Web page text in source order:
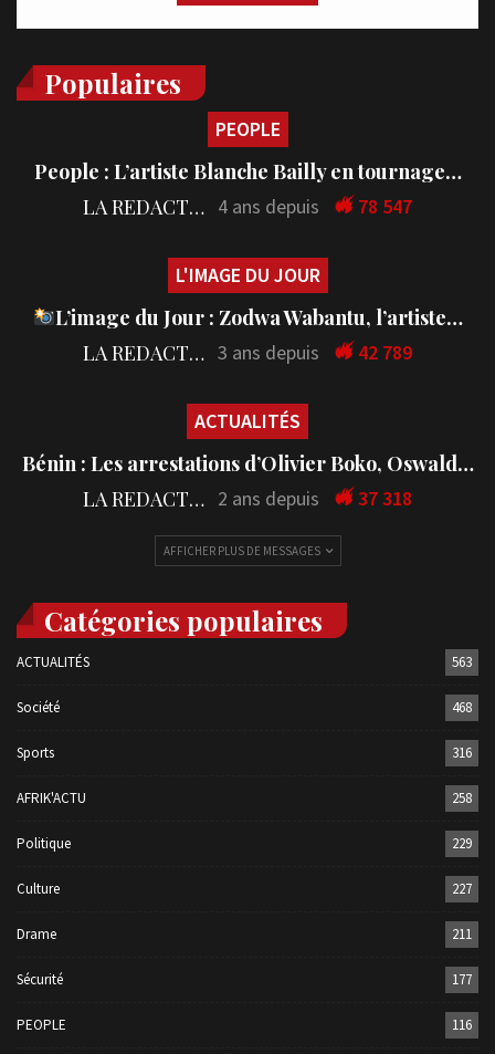
Populaires
PEOPLE
People : L’artiste Blanche Bailly en tournage…
LA REDACTION 4 ans depuis 78 547
L'IMAGE DU JOUR
L’image du Jour : Zodwa Wabantu, l’artiste…
LA REDACTION 3 ans depuis 42 789
ACTUALITÉS
Bénin : Les arrestations d’Olivier Boko, Oswald…
LA REDACTION 2 ans depuis 37 318
AFFICHER PLUS DE MESSAGES
Catégories populaires
ACTUALITÉS 563
Société 468
Sports 316
AFRIK'ACTU 258
Politique 229
Culture 227
Drame 211
Sécurité 177
PEOPLE 116